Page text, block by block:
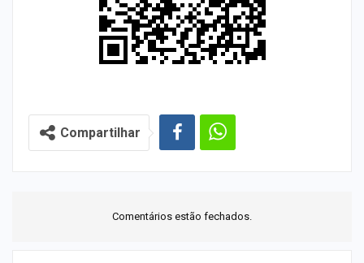
Compartilhar
Comentários estão fechados.